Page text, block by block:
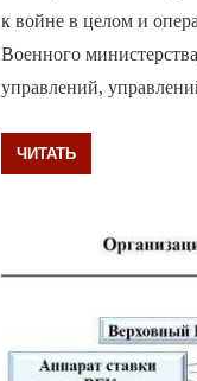
к войне в целом и
Военного
управлений,
ЧИТАТЬ